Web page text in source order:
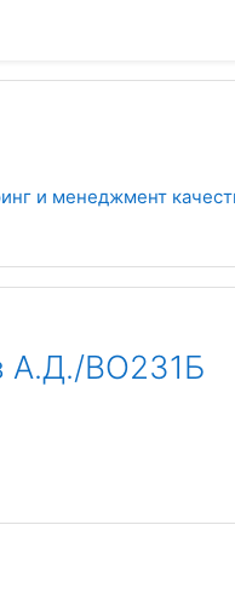
и менеджмент
ВО231Б